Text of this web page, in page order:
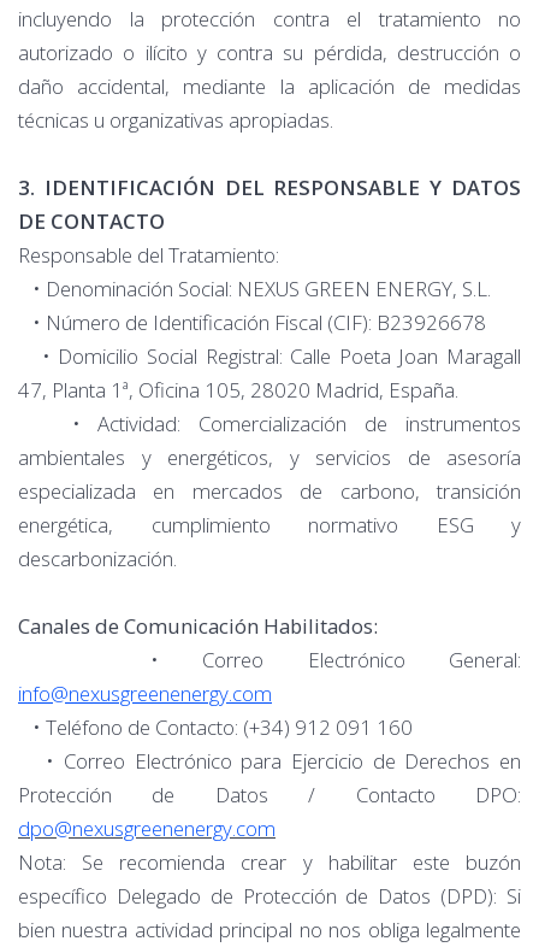
incluyendo la protección contra el tratamiento no
autorizado o ilícito y contra su pérdida, destrucción o
daño accidental, mediante la aplicación de medidas
técnicas u organizativas apropiadas.
3. IDENTIFICACIÓN DEL RESPONSABLE Y DATOS
DE CONTACTO
Responsable del Tratamiento:
• Denominación Social: NEXUS GREEN ENERGY, S.L.
• Número de Identificación Fiscal (CIF): B23926678
• Domicilio Social Registral: Calle Poeta Joan Maragall
47, Planta 1ª, Oficina 105, 28020 Madrid, España.
• Actividad: Comercialización de instrumentos
ambientales y energéticos, y servicios de asesoría
especializada en mercados de carbono, transición
energética, cumplimiento normativo ESG y
descarbonización.
Canales de Comunicación Habilitados:
• Correo Electrónico General:
info@nexusgreenenergy.com
• Teléfono de Contacto: (+34) 912 091 160
• Correo Electrónico para Ejercicio de Derechos en
Protección de Datos / Contacto DPO:
dpo@nexusgreenenergy.com
Nota: Se recomienda crear y habilitar este buzón
específico Delegado de Protección de Datos (DPD): Si
bien nuestra actividad principal no nos obliga legalmente